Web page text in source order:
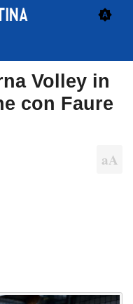
Volley in
con Faure